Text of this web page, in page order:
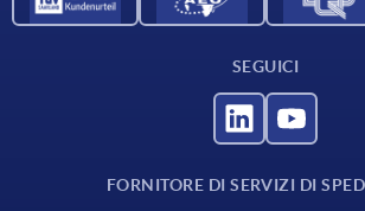
SEGUICI
FORNITORE DI SERVIZI DI